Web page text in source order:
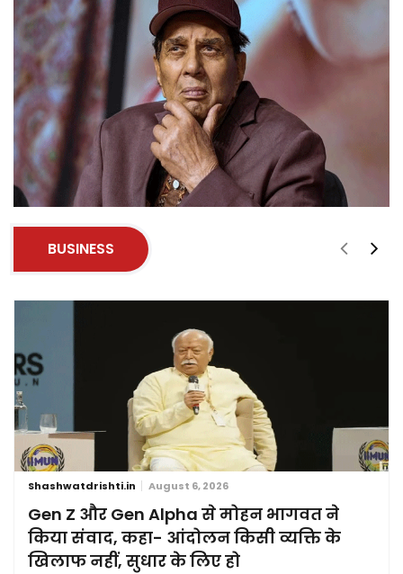
BUSINESS
Shashwatdrishti.in August 6, 2026
Gen Z और Gen Alpha से मोहन भागवत ने
किया संवाद, कहा- आंदोलन किसी व्यक्ति के
खिलाफ नहीं, सुधार के लिए हो